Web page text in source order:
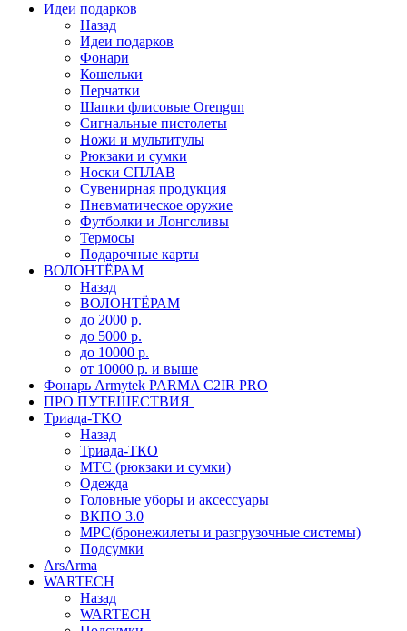
Идеи подарков
Назад
Идеи подарков
Фонари
Кошельки
Перчатки
Шапки флисовые Orengun
Сигнальные пистолеты
Ножи и мультитулы
Рюкзаки и сумки
Носки СПЛАВ
Сувенирная продукция
Пневматическое оружие
Футболки и Лонгсливы
Термосы
Подарочные карты
ВОЛОНТЁРАМ
Назад
ВОЛОНТЁРАМ
до 2000 р.
до 5000 р.
до 10000 р.
от 10000 р. и выше
Фонарь Armytek PARMA C2IR PRO
ПРО ПУТЕШЕСТВИЯ
Триада-ТКО
Назад
Триада-ТКО
МТС (рюкзаки и сумки)
Одежда
Головные уборы и аксессуары
ВКПО 3.0
МРС(бронежилеты и разгрузочные системы)
Подсумки
ArsArma
WARTECH
Назад
WARTECH